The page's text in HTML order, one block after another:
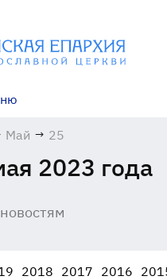
Май → 25
2023 года
2018 2017 2016